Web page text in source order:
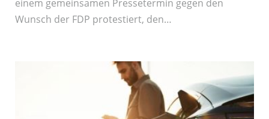
einem gemeinsamen Pressetermin gegen den
Wunsch der FDP protestiert, den…